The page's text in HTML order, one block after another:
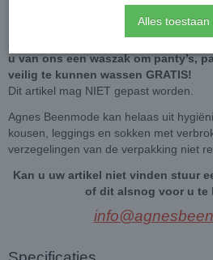
Actie: Bij afnamen van minimaal 3
u van ons een waszak om panty’s,
veilig te kunnen wassen GRATIS!
Dit artikel mag NIET gepast worden.
Agnes Beenmode kan helaas uit
kousen, leggings en sokken met
verzegelingen van de verpakking niet
Kan u uw artikel niet vinden stuur
of dit alsnog voor u te
Alles toestaan